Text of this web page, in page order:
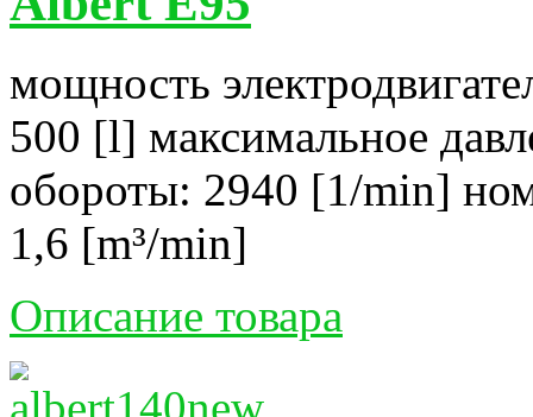
мощность
500 [l] максимальное
обороты: 2940 [1/min]
1,6 [m³/min]
Описание товара